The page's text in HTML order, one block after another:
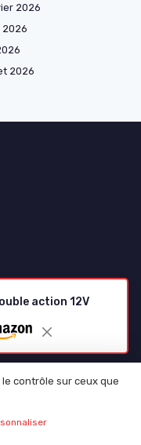
action 12V
2026
2026
2026
contrôle sur ceux que